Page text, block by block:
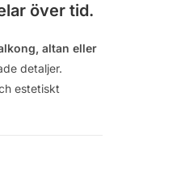
över tid.
altan eller
detaljer.
estetiskt